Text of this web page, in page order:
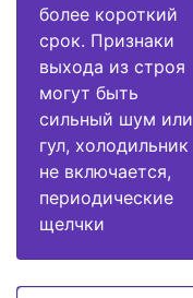
более короткий
срок. Признаки
выхода из строя
могут быть
сильный шум или
гул, холодильник
не включается,
периодические
щелчки